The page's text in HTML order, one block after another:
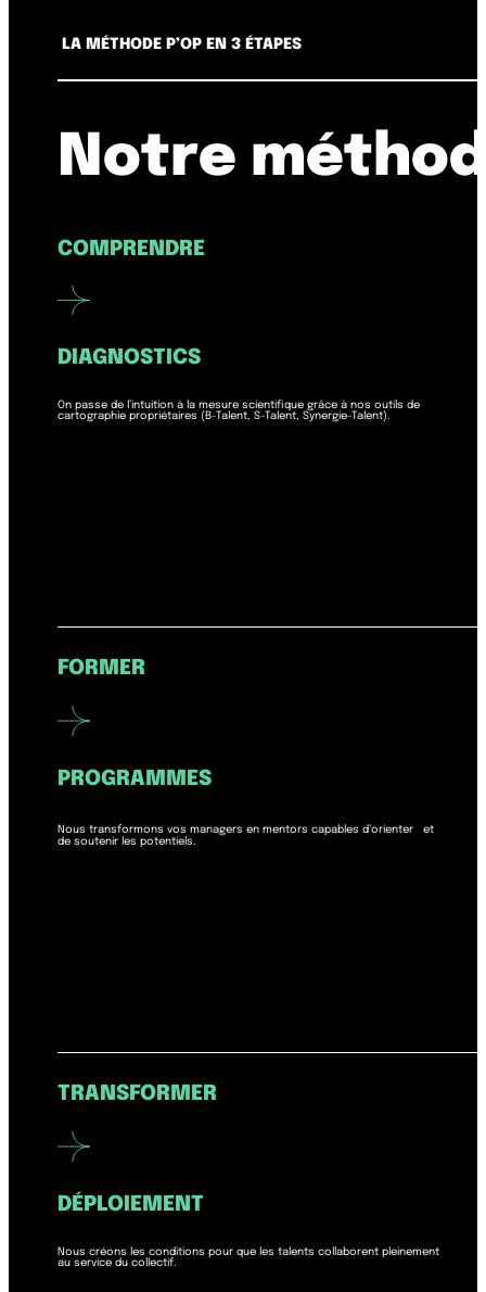
LA MÉTHODE P’OP EN 3 ÉTAPES
Notre
COMPRENDRE
DIAGNOSTICS
On passe de l’intuition à la mesure scientifique grâce à nos outils de
cartographie propriétaires (B-Talent, S-Talent, Synergie-Talent).
FORMER
PROGRAMMES
Nous transformons vos managers en mentors capables d’orienter et
de soutenir les potentiels.
TRANSFORMER
DÉPLOIEMENT
Nous créons les conditions pour que les talents collaborent pleinement
au service du collectif.